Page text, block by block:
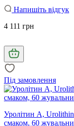
Напишіть відгук
4 111 грн
Під замовлення
Уролітин А,
смаком, 60